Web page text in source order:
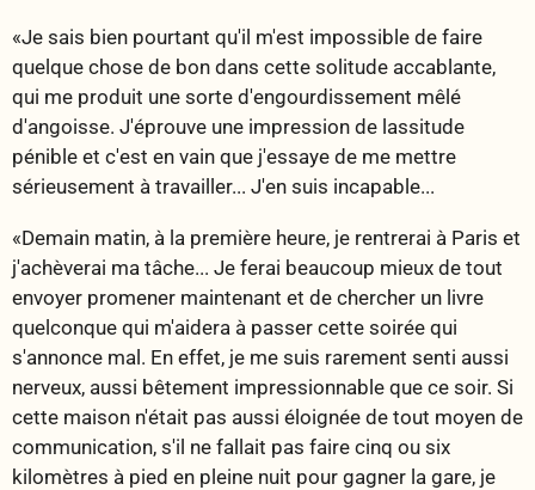
«Je sais bien pourtant qu'il m'est impossible de faire
quelque chose de bon dans cette solitude accablante,
qui me produit une sorte d'engourdissement mêlé
d'angoisse. J'éprouve une impression de lassitude
pénible et c'est en vain que j'essaye de me mettre
sérieusement à travailler... J'en suis incapable...
«Demain matin, à la première heure, je rentrerai à Paris et
j'achèverai ma tâche... Je ferai beaucoup mieux de tout
envoyer promener maintenant et de chercher un livre
quelconque qui m'aidera à passer cette soirée qui
s'annonce mal. En effet, je me suis rarement senti aussi
nerveux, aussi bêtement impressionnable que ce soir. Si
cette maison n'était pas aussi éloignée de tout moyen de
communication, s'il ne fallait pas faire cinq ou six
kilomètres à pied en pleine nuit pour gagner la gare, je